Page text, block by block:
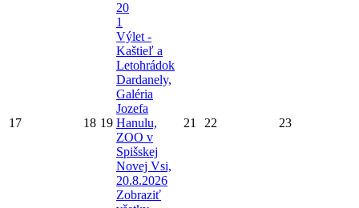
17 18 19
20
1
Výlet -
Kaštieľ a
Letohrádok
Dardanely,
Galéria
Jozefa
Hanulu,
ZOO v
Spišskej
Novej Vsi,
20.8.2026
Zobraziť
21 22 23